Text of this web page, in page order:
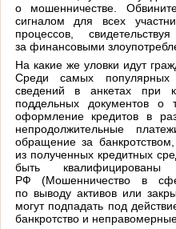
о мошенничестве.
сигналом для всех
процессов,
за финансовыми
На какие же уловки идут
Среди самых популярных
сведений в анкетах при
поддельных документов о
оформление кредитов в
непродолжительные
обращение за
из полученных кредитных
быть
РФ (Мошенничество в
по выводу активов или
могут подпадать под
банкротство и